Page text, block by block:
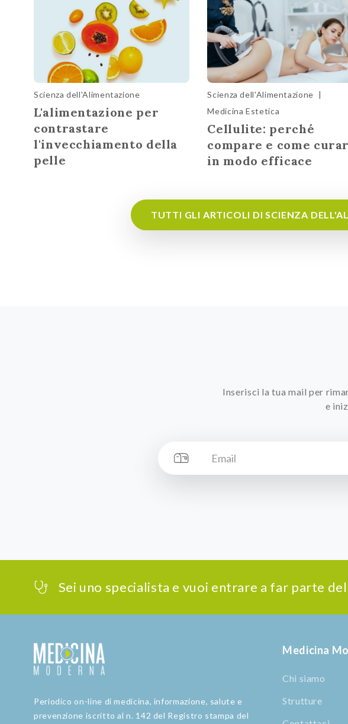
Scienza dell'Alimentazione
L'alimentazione per
contrastare
l'invecchiamento della
pelle
Scienza dell'Alimentazione |
Medicina Estetica
Cellulite: perché
compare e come
in modo efficace
TUTTI GLI ARTICOLI DI SCIENZA
Inserisci la tua mail per
e
Sei uno specialista e vuoi entrare a far parte
Periodico on-line di medicina, informazione, salute e
prevenzione iscritto al n. 142 del Registro stampa del
Medicina
Chi siamo
Strutture